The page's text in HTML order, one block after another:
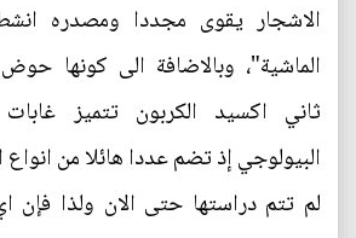
الاشجار يقوى مجددا ومصدره
الماشية"، وبالاضافة الى كونها
ثاني اكسيد الكربون تتميز غابات
البيولوجي إذ تضم عددا هائلا من انواع
لم تتم دراستها حتى الان ولذا فإن